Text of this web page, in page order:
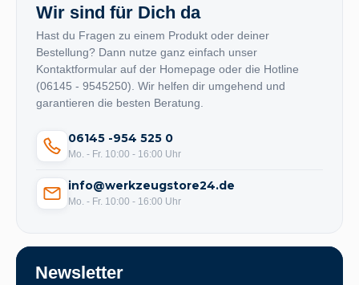
Wir sind für Dich da
Hast du Fragen zu einem Produkt oder deiner
Bestellung? Dann nutze ganz einfach unser
Kontaktformular auf der Homepage oder die Hotline
(06145 - 9545250). Wir helfen dir umgehend und
garantieren die besten Beratung.
06145 -954 525 0
Mo. - Fr. 10:00 - 16:00 Uhr
info@werkzeugstore24.de
Mo. - Fr. 10:00 - 16:00 Uhr
Newsletter